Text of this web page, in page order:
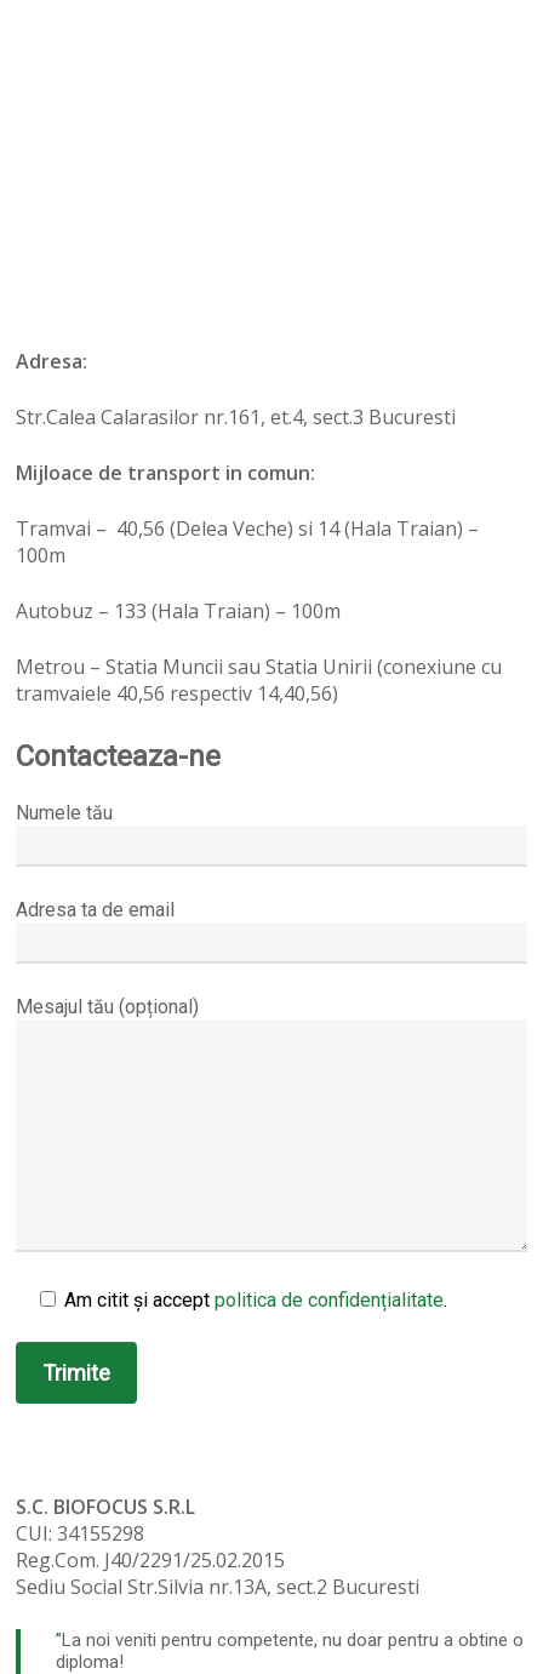
Adresa:
Str.Calea Calarasilor nr.161, et.4, sect.3 Bucuresti
Mijloace de transport in comun:
Tramvai – 40,56 (Delea Veche) si 14 (Hala Traian) –
100m
Autobuz – 133 (Hala Traian) – 100m
Metrou – Statia Muncii sau Statia Unirii (conexiune cu
tramvaiele 40,56 respectiv 14,40,56)
Contacteaza-ne
Numele tău
Adresa ta de email
Mesajul tău (opțional)
Am citit și acceptpolitica de confidențialitate.
S.C. BIOFOCUS S.R.L
CUI: 34155298
Reg.Com. J40/2291/25.02.2015
Sediu Social Str.Silvia nr.13A, sect.2 Bucuresti
”La noi veniti pentru competente, nu doar pentru a obtine o
diploma!